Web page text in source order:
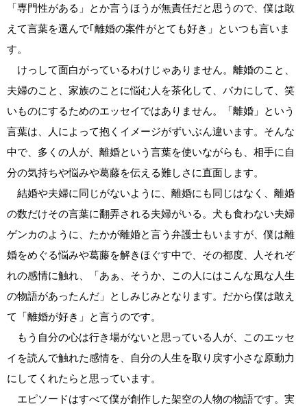
「専門性がある」とか言うほうが無責任だと思うので、僕は敢
えて言葉を選んで｢離婚の案件がとても好き」といつも言いま
す。
けっして面白がっているわけじゃありません。離婚のこと、
夫婦のこと、家族のことに悩む人を茶化して、バカにして、笑
いものにするためのエッセイではありません。「離婚」という
言葉は、人によって抱くイメージがずいぶん違います。そんな
中で、多くの人が、離婚という言葉を使いながらも、相手に自
分の気持ちや悩みや葛藤を伝える難しさに直面します。
結婚や夫婦に同じがないように、離婚にも同じはなく、離婚
の数だけその言葉に翻弄される夫婦がいる。犬も食わない夫婦
ゲンカのように、たかが離婚と言う弁護士もいますが、僕は離
婚をめぐる悩みや葛藤を解きほぐす中で、その都度、人それぞ
れの感情に触れ、「あぁ、そうか、この人にはこんな風な人生
の物語があったんだ」としみじみとなります。だから僕は敢え
て「離婚が好き」と言うのです。
もう自分の心は行き場がないと思っている人が、このエッセ
イを読んで触れた感情を、自分の人生を取り戻す小さな原動力
にしてくれたらと思っています。
エピソードはすべて僕が創作した架空の人物の物語です。実